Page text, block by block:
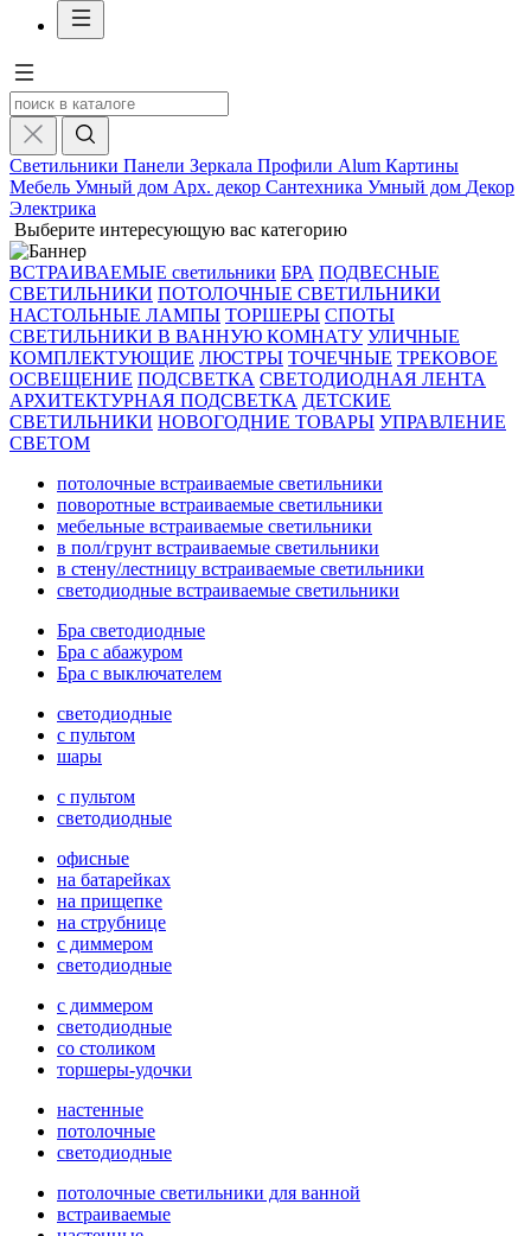
Светильники Панели Зеркала Профили Alum Картины
Мебель Умный дом Арх. декор Сантехника Умный дом Декор
Электрика
Выберите интересующую вас категорию
ВСТРАИВАЕМЫЕ светильники БРА ПОДВЕСНЫЕ
СВЕТИЛЬНИКИ ПОТОЛОЧНЫЕ СВЕТИЛЬНИКИ
НАСТОЛЬНЫЕ ЛАМПЫ ТОРШЕРЫ СПОТЫ
СВЕТИЛЬНИКИ В ВАННУЮ КОМНАТУ УЛИЧНЫЕ
КОМПЛЕКТУЮЩИЕ ЛЮСТРЫ ТОЧЕЧНЫЕ ТРЕКОВОЕ
ОСВЕЩЕНИЕ ПОДСВЕТКА СВЕТОДИОДНАЯ ЛЕНТА
АРХИТЕКТУРНАЯ ПОДСВЕТКА ДЕТСКИЕ
СВЕТИЛЬНИКИ НОВОГОДНИЕ ТОВАРЫ УПРАВЛЕНИЕ
СВЕТОМ
потолочные встраиваемые светильники
поворотные встраиваемые светильники
мебельные встраиваемые светильники
в пол/грунт встраиваемые светильники
в стену/лестницу встраиваемые светильники
светодиодные встраиваемые светильники
Бра светодиодные
Бра с абажуром
Бра с выключателем
светодиодные
с пультом
шары
с пультом
светодиодные
офисные
на батарейках
на прищепке
на струбнице
с диммером
светодиодные
с диммером
светодиодные
со столиком
торшеры-удочки
настенные
потолочные
светодиодные
потолочные светильники для ванной
встраиваемые